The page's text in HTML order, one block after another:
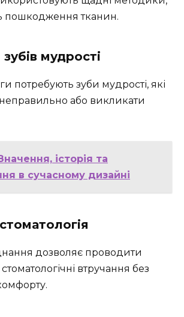
пошкодження тканин.
мудрості
потребують зуби мудрості, які
або викликати
історія та
в сучасному дизайні
дозволяє проводити
втручання без